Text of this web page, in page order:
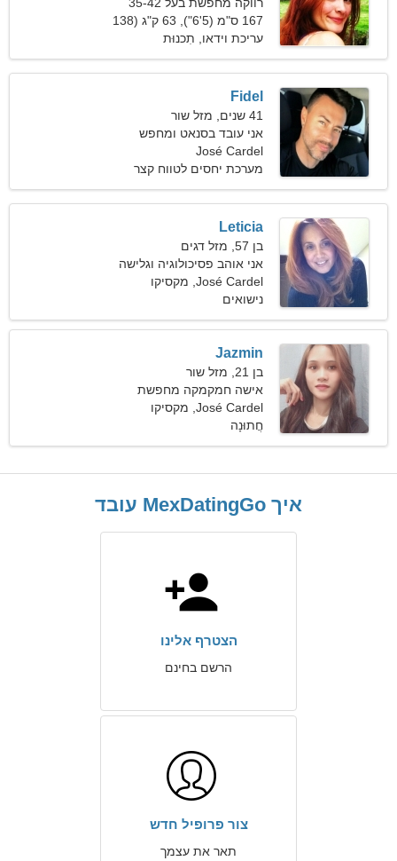
167 ס"מ (5'6"), 63 ק"ג (138
פאונד)
עריכת וידאו, תִכנוּת
Fidel
41 שנים, מזל שור
אני עובד בסנאט ומחפש
אישה אנרגטית
José Cardel
מערכת יחסים לטווח קצר
Leticia
בן 57, מזל דגים
אני אוהב פסיכולוגיה וגלישה
José Cardel, מקסיקו
נישואים
Jazmin
בן 21, מזל שור
אישה חמקמקה מחפשת
מערכת יחסים רצינית
José Cardel, מקסיקו
חֲתוּנָה
איך MexDatingGo עובד
הצטרף אלינו
הרשם בחינם
צור פרופיל חדש
תאר את עצמך